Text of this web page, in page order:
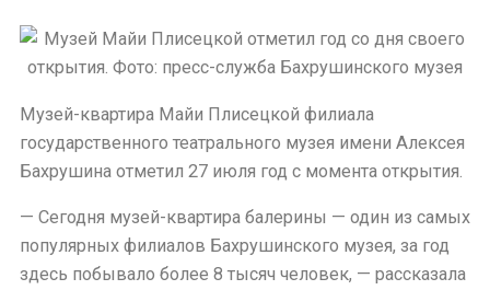
Музей-квартира Майи Плисецкой филиала
государственного театрального музея имени Алексея
Бахрушина отметил 27 июля год с момента открытия.
— Сегодня музей-квартира балерины — один из самых
популярных филиалов Бахрушинского музея, за год
здесь побывало более 8 тысяч человек, — рассказала